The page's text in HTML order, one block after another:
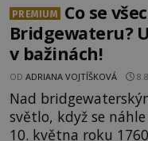
PREMIUM
Co se
Bridgewateru?
v bažinách!
OD ADRIANA VOJTÍŠKOVÁ
Nad
světlo, když se
10. května roku